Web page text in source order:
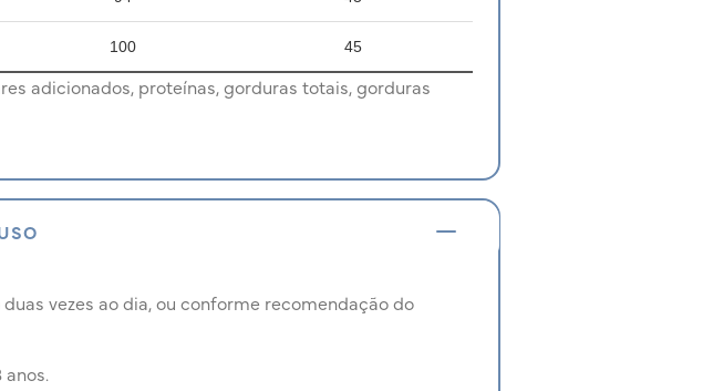
100 45
adicionados, proteínas, gorduras totais, gorduras
vezes ao dia, ou conforme recomendação do
anos.